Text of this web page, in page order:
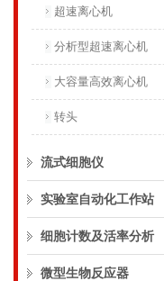
超速离心机
分析型超速离心机
大容量高效离心机
转头
流式细胞仪
实验室自动化工作站
细胞计数及活率分析
微型生物反应器